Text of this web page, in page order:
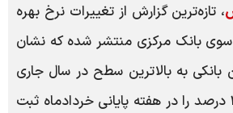
، تازه‌ترین گزارش از تغییرات نرخ بهره
سوی بانک مرکزی منتشر شده که نشان
به بالاترین سطح در سال جاری
رسیده و رکورد ۲۳.۶۶ درصد را در هفته پایانی خردادماه ثبت